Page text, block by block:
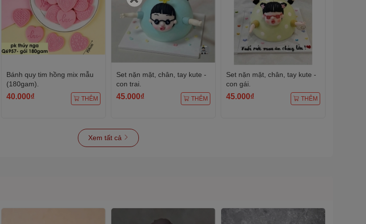
Bánh quy tim hồng mix mẫu
(180gam).
40.000₫ THÊM
Set nặn mặt, chân, tay kute -
con trai.
45.000₫ THÊM
Set nặn mặt, chân, tay kute -
con gái.
45.000₫ THÊM
Xem tất cả